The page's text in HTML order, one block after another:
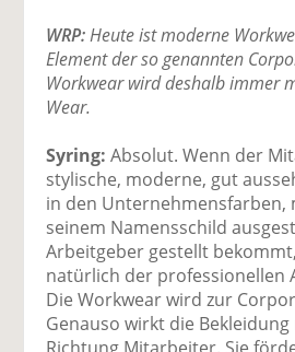
WRP:Heute ist moderne
Element der so genannten
Workwear wird deshalb immer
Wear.
Syring: Absolut. Wenn der
stylische, moderne, gut
in den Unternehmensfarben,
seinem Namensschild
Arbeitgeber gestellt
natürlich der professionellen
Die Workwear wird zur
Genauso wirkt die
Richtung Mitarbeiter. Sie